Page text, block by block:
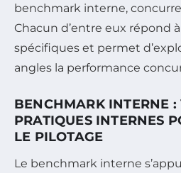
benchmark interne,
Chacun d’entre eux répond
spécifiques et permet
angles la performance
BENCHMARK INTERNE :
PRATIQUES INTERNES
LE PILOTAGE
Le benchmark interne